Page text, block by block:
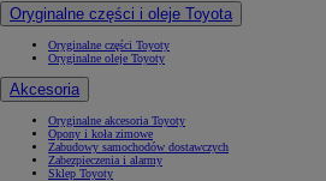
Oryginalne części i oleje Toyota
Oryginalne części Toyoty
Oryginalne oleje Toyoty
Akcesoria
Oryginalne akcesoria Toyoty
Opony i koła zimowe
Zabudowy samochodów dostawczych
Zabezpieczenia i alarmy
Sklep Toyoty